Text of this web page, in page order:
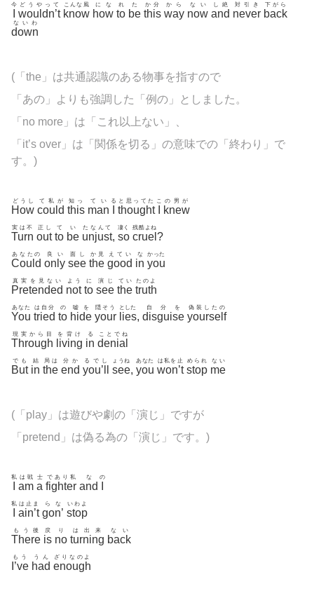
今
wouldn’t
どうやって
know
こんな風
how
にな
to
れ
be
た
this
か分
way
から
now
ない
and
し絶
never
対引き
back
下がら
down
ないわ
(「the」は共通認識のある物事を指すので
「あの」よりも強調した「例の」としました。
「no more」は「これ以上ない」、
「it’s over」は「関係を切る」の意味での「終わり」で
す。)
How
どうし
could
て私が
this
知っ
man
てい る
thought
と思ってた こ
knew
の男が
Turn
実は不
out
正し
to
て
be
い
unjust
たなんて
, so
凄く
cruel
残酷よね
?
Could
あなたの
only
良い
see
面し
the
か見
good
えてい
in
な
you
かった
Pretended
真実を見ない
not
よう
to
に
see
演じ
the
てい
truth
たのよ
You
あなた
tried
は自分
to
の
hide
嘘を
your
隠そう
lies
とした
, disguise
自分を
yourself
偽装したの
Through
現実から目
living
を背け
in
る
denial
ことでね
But
でも
in
結
the
局は
end
分か
you’ll
るでし
see
ょうね
, you
あなた
won’t
は私を止
stop
められ
me
ない
(「play」は遊びや劇の「演じ」ですが
「pretend」は偽る為の「演じ」です。)
私
am
は戦
a
士
fighter
であり私
and
な の
私
ain’t
は止ま
gon’
らな
stop
いわよ
There
もう後
is
戻
no
り
turning
は出来
back
ない
I’ve
もう
had
うん
enough
ざりなのよ